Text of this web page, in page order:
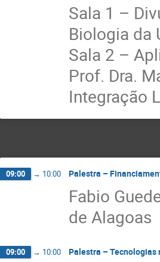
Sala 1 –
Biologia da
Sala 2 –
Prof. Dra.
Integração
09:00 → 10:00 Palestra –
Fabio
de Alagoas
09:00 → 10:00 Palestra – Tecnologias